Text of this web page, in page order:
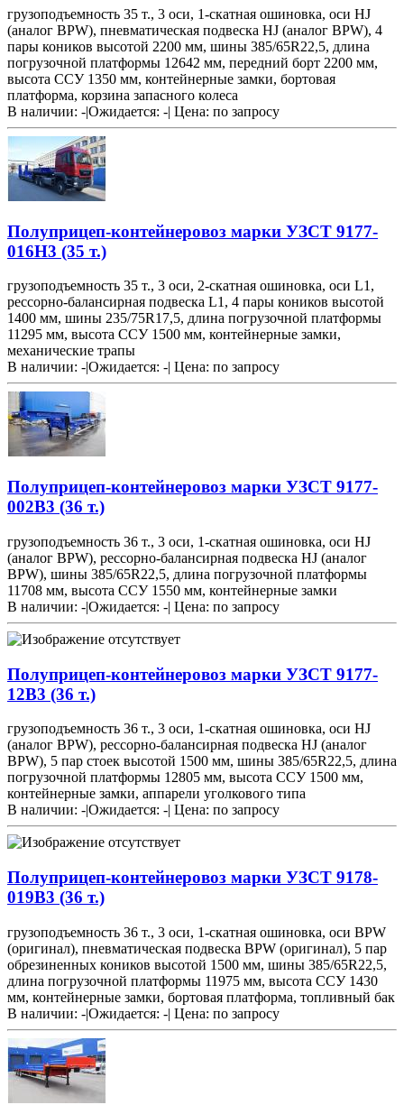
грузоподъемность 35 т., 3 оси, 1-скатная ошиновка, оси HJ
(аналог BPW), пневматическая подвеска HJ (аналог BPW), 4
пары коников высотой 2200 мм, шины 385/65R22,5, длина
погрузочной платформы 12642 мм, передний борт 2200 мм,
высота ССУ 1350 мм, контейнерные замки, бортовая
платформа, корзина запасного колеса
В наличии: -|Ожидается: -| Цена: по запросу
Полуприцеп-контейнеровоз марки УЗСТ 9177-
016Н3 (35 т.)
грузоподъемность 35 т., 3 оси, 2-скатная ошиновка, оси L1,
рессорно-балансирная подвеска L1, 4 пары коников высотой
1400 мм, шины 235/75R17,5, длина погрузочной платформы
11295 мм, высота ССУ 1500 мм, контейнерные замки,
механические трапы
В наличии: -|Ожидается: -| Цена: по запросу
Полуприцеп-контейнеровоз марки УЗСТ 9177-
002В3 (36 т.)
грузоподъемность 36 т., 3 оси, 1-скатная ошиновка, оси HJ
(аналог BPW), рессорно-балансирная подвеска HJ (аналог
BPW), шины 385/65R22,5, длина погрузочной платформы
11708 мм, высота ССУ 1550 мм, контейнерные замки
В наличии: -|Ожидается: -| Цена: по запросу
Полуприцеп-контейнеровоз марки УЗСТ 9177-
12В3 (36 т.)
грузоподъемность 36 т., 3 оси, 1-скатная ошиновка, оси HJ
(аналог BPW), рессорно-балансирная подвеска HJ (аналог
BPW), 5 пар стоек высотой 1500 мм, шины 385/65R22,5, длина
погрузочной платформы 12805 мм, высота ССУ 1500 мм,
контейнерные замки, аппарели уголкового типа
В наличии: -|Ожидается: -| Цена: по запросу
Полуприцеп-контейнеровоз марки УЗСТ 9178-
019В3 (36 т.)
грузоподъемность 36 т., 3 оси, 1-скатная ошиновка, оси BPW
(оригинал), пневматическая подвеска BPW (оригинал), 5 пар
обрезиненных коников высотой 1500 мм, шины 385/65R22,5,
длина погрузочной платформы 11975 мм, высота ССУ 1430
мм, контейнерные замки, бортовая платформа, топливный бак
В наличии: -|Ожидается: -| Цена: по запросу